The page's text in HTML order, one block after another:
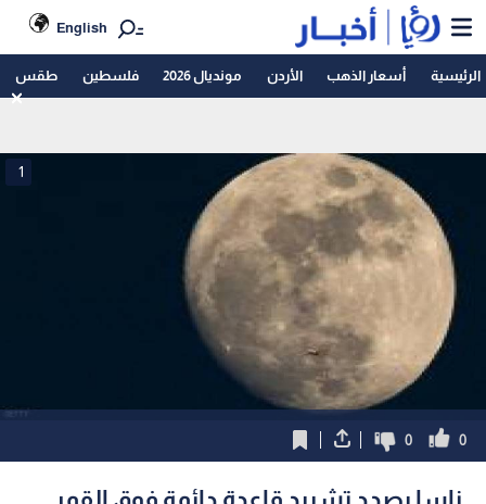
English
الرئيسية أسعار الذهب الأردن مونديال 2026 فلسطين طقس
1
0
0